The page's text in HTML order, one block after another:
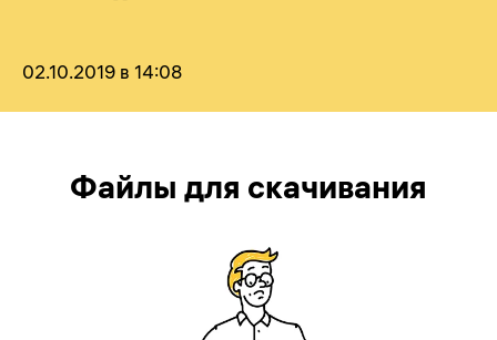
02.10.2019 в 14:08
Файлы для скачивания